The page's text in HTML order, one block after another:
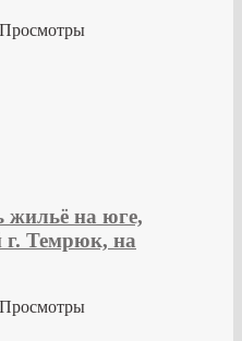
жильё на юге,
г. Темрюк, на